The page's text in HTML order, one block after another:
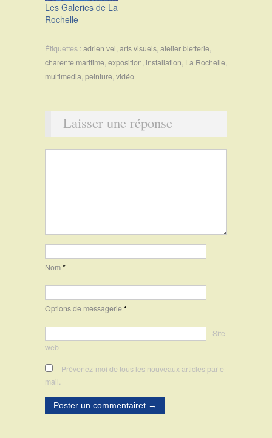
Les Galeries de La
Rochelle
Étiquettes :adrien vel,arts visuels,atelier bletterie,
charente maritime,exposition,installation, La Rochelle,
multimedia,peinture,vidéo
Laisser une réponse
Nom*
Options de messagerie*
Site
web
Prévenez-moi de tous les nouveaux articles par e-
mail.